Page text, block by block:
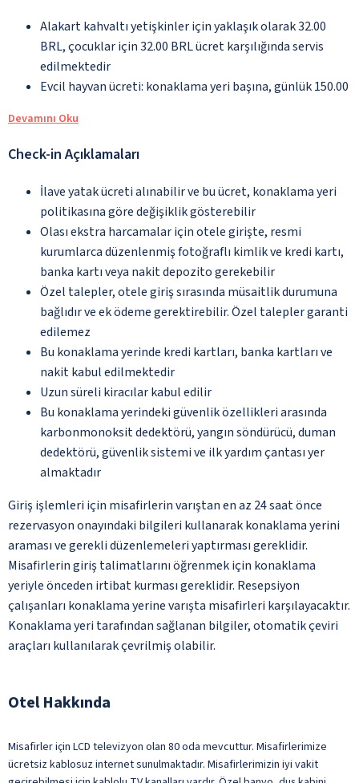
Alakart kahvaltı yetişkinler için yaklaşık olarak 32.00
BRL, çocuklar için 32.00 BRL ücret karşılığında servis
edilmektedir
Evcil hayvan ücreti: konaklama yeri başına, günlük 150.00
Devamını Oku
Check-in Açıklamaları
İlave yatak ücreti alınabilir ve bu ücret, konaklama yeri
politikasına göre değişiklik gösterebilir
Olası ekstra harcamalar için otele girişte, resmi
kurumlarca düzenlenmiş fotoğraflı kimlik ve kredi kartı,
banka kartı veya nakit depozito gerekebilir
Özel talepler, otele giriş sırasında müsaitlik durumuna
bağlıdır ve ek ödeme gerektirebilir. Özel talepler garanti
edilemez
Bu konaklama yerinde kredi kartları, banka kartları ve
nakit kabul edilmektedir
Uzun süreli kiracılar kabul edilir
Bu konaklama yerindeki güvenlik özellikleri arasında
karbonmonoksit dedektörü, yangın söndürücü, duman
dedektörü, güvenlik sistemi ve ilk yardım çantası yer
almaktadır
Giriş işlemleri için misafirlerin varıştan en az 24 saat önce
rezervasyon onayındaki bilgileri kullanarak konaklama yerini
araması ve gerekli düzenlemeleri yaptırması gereklidir.
Misafirlerin giriş talimatlarını öğrenmek için konaklama
yeriyle önceden irtibat kurması gereklidir. Resepsiyon
çalışanları konaklama yerine varışta misafirleri karşılayacaktır.
Konaklama yeri tarafından sağlanan bilgiler, otomatik çeviri
araçları kullanılarak çevrilmiş olabilir.
Otel Hakkında
Misafirler için LCD televizyon olan 80 oda mevcuttur. Misafirlerimize
ücretsiz kablosuz internet sunulmaktadır. Misafirlerimizin iyi vakit